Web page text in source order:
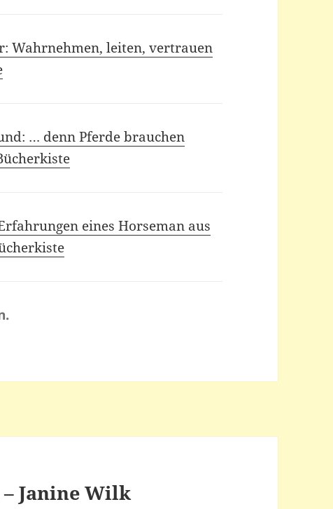
Wahrnehmen, leiten, vertrauen
… denn Pferde brauchen
eines Horseman aus
Janine Wilk